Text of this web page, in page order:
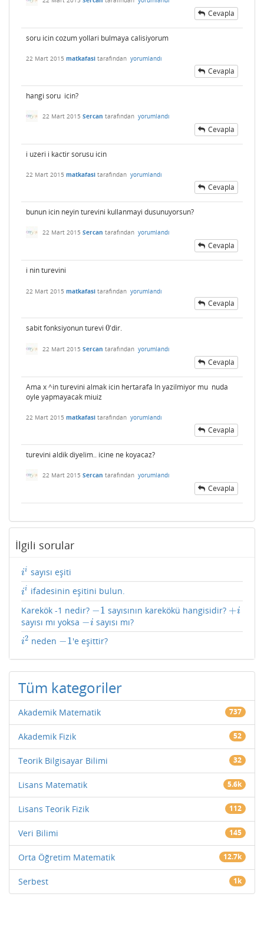
Cevapla
soru icin cozum yollari bulmaya calisiyorum
22 Mart 2015 matkafasi tarafından yorumlandı
Cevapla
hangi soru icin?
22 Mart 2015 Sercan tarafından yorumlandı
Cevapla
i uzeri i kactir sorusu icin
22 Mart 2015 matkafasi tarafından yorumlandı
Cevapla
bunun icin neyin turevini kullanmayi dusunuyorsun?
22 Mart 2015 Sercan tarafından yorumlandı
Cevapla
i nin turevini
22 Mart 2015 matkafasi tarafından yorumlandı
Cevapla
sabit fonksiyonun turevi 0
0'dir.
22 Mart 2015 Sercan tarafından yorumlandı
Cevapla
Ama x ^in turevini almak icin hertarafa ln yazilmiyor mu nuda
oyle yapmayacak miuiz
22 Mart 2015 matkafasi tarafından yorumlandı
Cevapla
turevini aldik diyelim.. icine ne koyacaz?
22 Mart 2015 Sercan tarafından yorumlandı
Cevapla
İlgili sorular
ii
ii sayısı eşiti
ii
ii ifadesinin eşitini bulun.
Karekök -1 nedir? −1
−1 sayısının karekökü hangisidir? +i
+i
sayısı mı yoksa −i
−i sayısı mı?
i2
i2 neden −1
−1 'e eşittir?
Tüm kategoriler
Akademik Matematik 737
Akademik Fizik 52
Teorik Bilgisayar Bilimi 32
Lisans Matematik 5.6k
Lisans Teorik Fizik 112
Veri Bilimi 145
Orta Öğretim Matematik 12.7k
Serbest 1k